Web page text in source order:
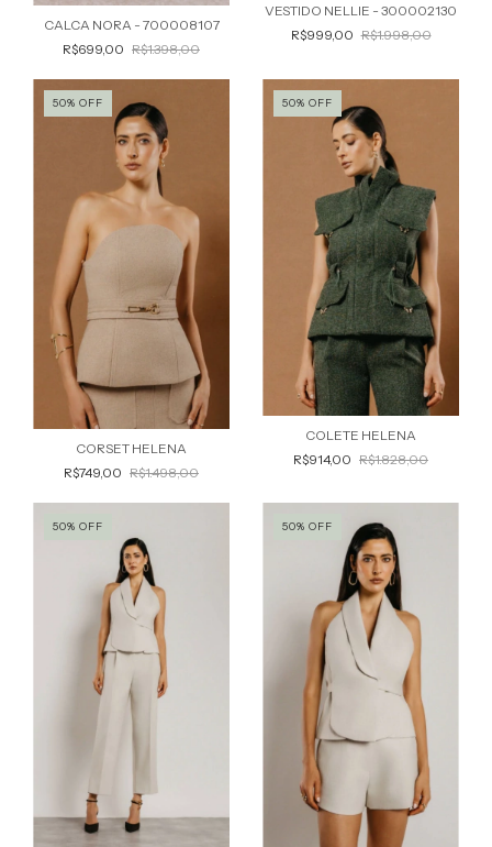
CALCA NORA - 700008107
R$699,00 R$1.398,00
VESTIDO NELLIE - 300002130
R$999,00 R$1.998,00
50% OFF
CORSET HELENA
R$749,00 R$1.498,00
50% OFF
COLETE HELENA
R$914,00 R$1.828,00
50% OFF 50% OFF